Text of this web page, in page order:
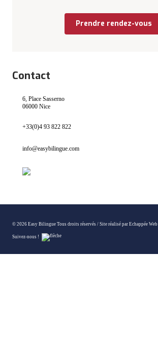
Prendre rendez-vous
Contact
6, Place Sasserno
06000 Nice
+33(0)4 93 822 822
info@easybilingue.com
© 2026 Easy Bilingue Tous droits réservés / Site réalisé par Echappée Web
Suivez-nous !